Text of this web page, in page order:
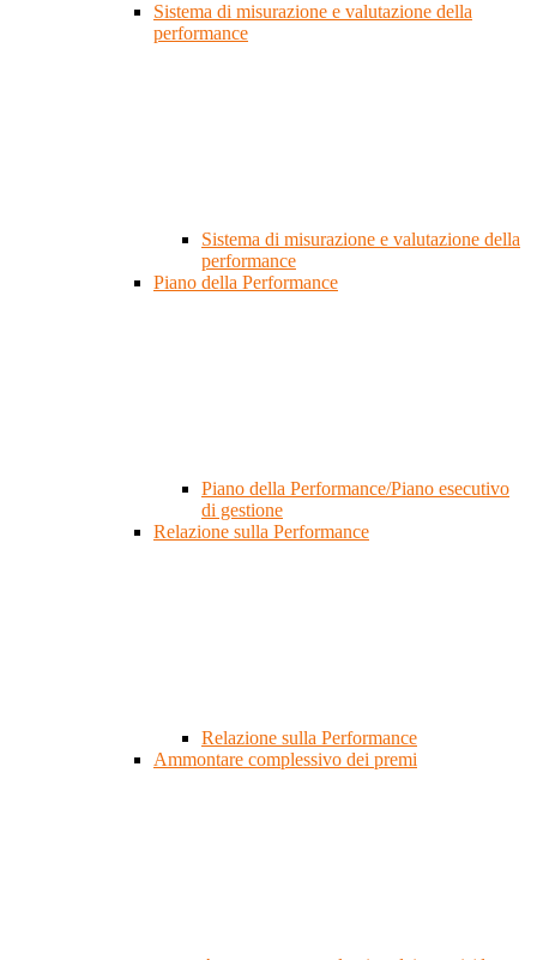
Sistema di misurazione e valutazione della
performance
Sistema di misurazione e valutazione della
performance
Piano della Performance
Piano della Performance/Piano esecutivo
di gestione
Relazione sulla Performance
Relazione sulla Performance
Ammontare complessivo dei premi